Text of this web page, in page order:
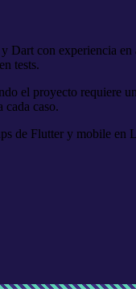
con experiencia
tests.
el proyecto requiere
cada caso.
de Flutter y mobile